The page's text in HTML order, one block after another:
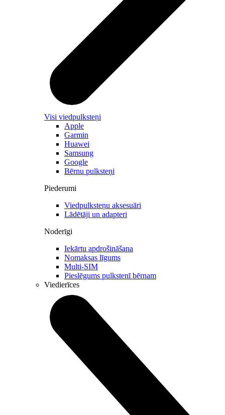
Visi viedpulksteņi
Apple
Garmin
Huawei
Samsung
Google
Bērnu pulksteņi
Piederumi
Viedpulksteņu aksesuāri
Lādētāji un adapteri
Noderīgi
Iekārtu apdrošināšana
Nomaksas līgums
Multi-SIM
Pieslēgums pulkstenī bērnam
Viedierīces